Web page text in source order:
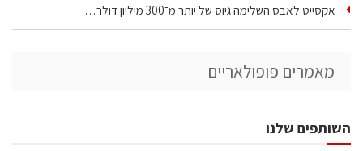
אקסייט לאבס השלימה גיוס של יותר מ־300 מיליון דולר…
מאמרים פופולאריים
השותפים שלנו